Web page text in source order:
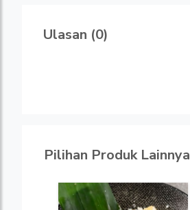
Ulasan (0)
Pilihan Produk Lainnya